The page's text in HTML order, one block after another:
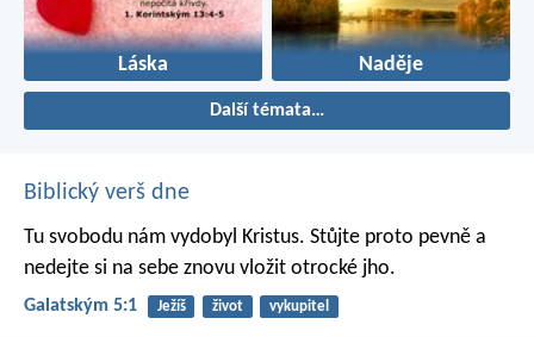
Láska Naděje
Další témata…
Biblický verš dne
Tu svobodu nám vydobyl Kristus. Stůjte proto pevně a
nedejte si na sebe znovu vložit otrocké jho.
Galatským 5:1 Ježíš život vykupitel